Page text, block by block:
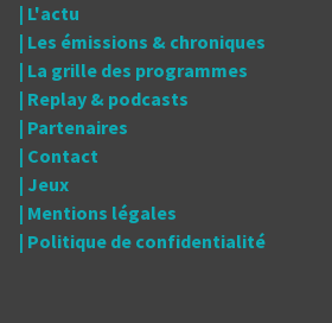
| L'actu
| Les émissions & chroniques
| La grille des programmes
| Replay & podcasts
| Partenaires
| Contact
| Jeux
| Mentions légales
| Politique de confidentialité